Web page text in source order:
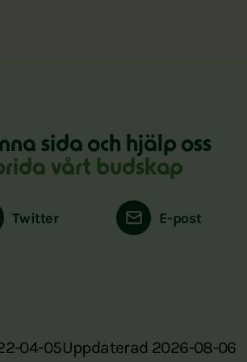
sida och hjälp oss
vårt budskap
Twitter E-post
04-05Uppdaterad 2026-08-06